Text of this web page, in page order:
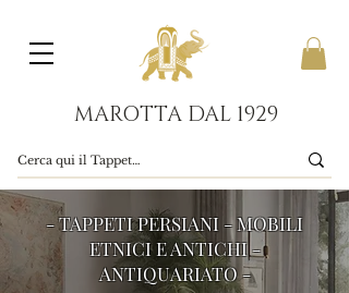
MAROTTA DAL 1929
- TAPPETI PERSIANI - MOBILI
ETNICI E ANTICHI -
ANTIQUARIATO -